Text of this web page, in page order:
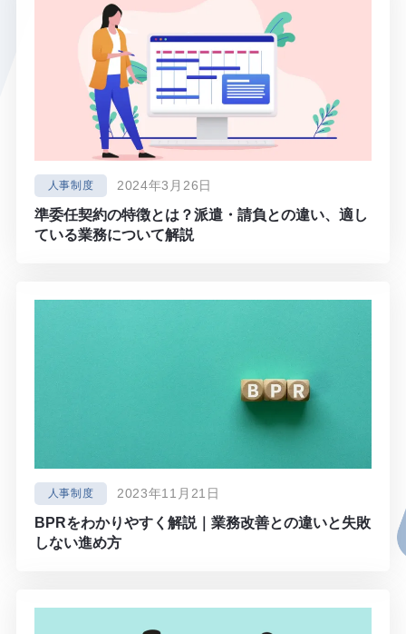
人事制度 2024年3月26日
準委任契約の特徴とは？派遣・請負との違い、適し
ている業務について解説
人事制度 2023年11月21日
BPRをわかりやすく解説｜業務改善との違いと失敗
しない進め方